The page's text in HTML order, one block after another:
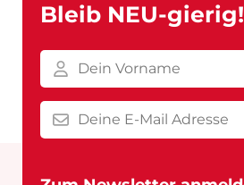
Bleib NEU-gierig!